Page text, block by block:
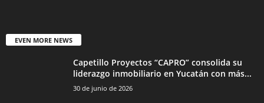
EVEN MORE NEWS
Capetillo Proyectos “CAPRO” consolida su
liderazgo inmobiliario en Yucatán con más...
30 de junio de 2026